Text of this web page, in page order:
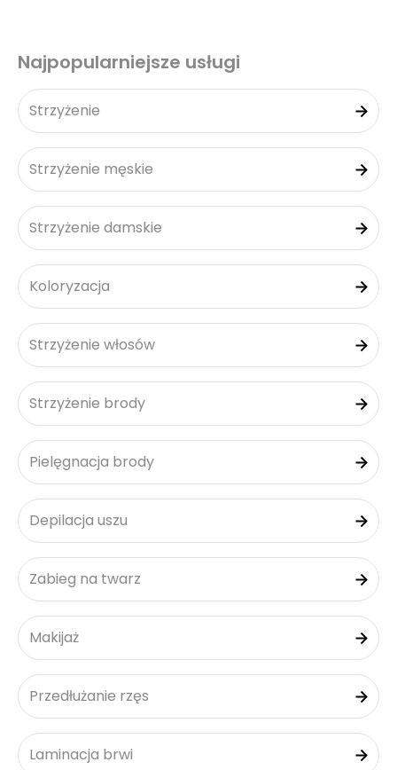
Najpopularniejsze usługi
Strzyżenie
Strzyżenie męskie
Strzyżenie damskie
Koloryzacja
Strzyżenie włosów
Strzyżenie brody
Pielęgnacja brody
Depilacja uszu
Zabieg na twarz
Makijaż
Przedłużanie rzęs
Laminacja brwi